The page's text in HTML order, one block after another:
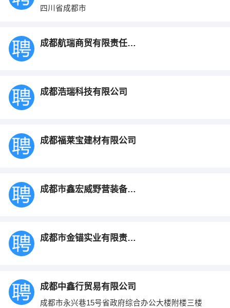
四川省成都市
成都航瑞商贸有限责任公司
成都浩瑞科技有限公司
成都福莱宝建材有限公司
成都市鑫宏威野营装备器材有限责任公司
成都市金锚实业有限责任公司
成都中鑫行贸易有限公司
成都市永兴巷15号省政府综合办公大楼附楼三楼